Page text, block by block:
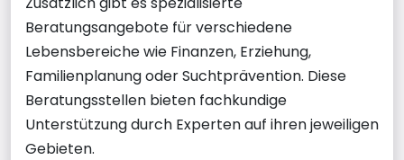
Beratungsangebote für verschiedene
Lebensbereiche wie Finanzen, Erziehung,
Familienplanung oder Suchtprävention. Diese
Beratungsstellen bieten fachkundige
Unterstützung durch Experten auf ihren jeweiligen
Gebieten.